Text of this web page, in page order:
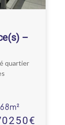
–
quartier